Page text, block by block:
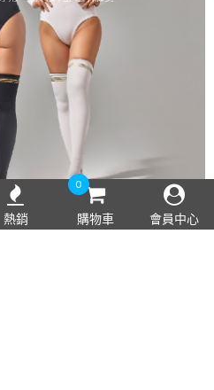
熱銷
0
購物車 會員中心